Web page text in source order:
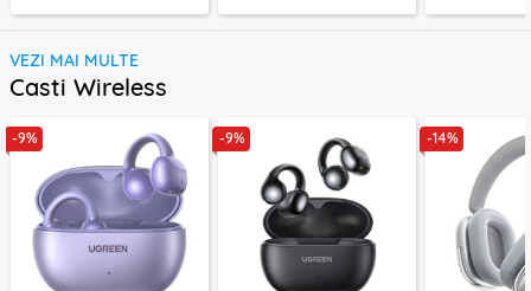
VEZI MAI MULTE
Casti Wireless
-9% -9% -14%